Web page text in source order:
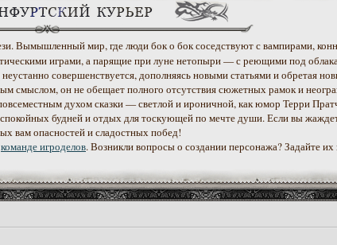
Вымышленный мир, где люди бок о бок соседствуют с вампирами,
играми, а парящие при луне нетопыри — с реющими под
совершенствуется, дополняясь новыми статьями и обретая
смыслом, он не обещает полного отсутствия сюжетных рамок и
духом сказки — светлой и ироничной, как юмор Терри
будней и отдых для тоскующей по мечте души. Если вы
вам опасностей и сладостных побед!
команде игроделов. Возникли вопросы о создании персонажа? Задайте